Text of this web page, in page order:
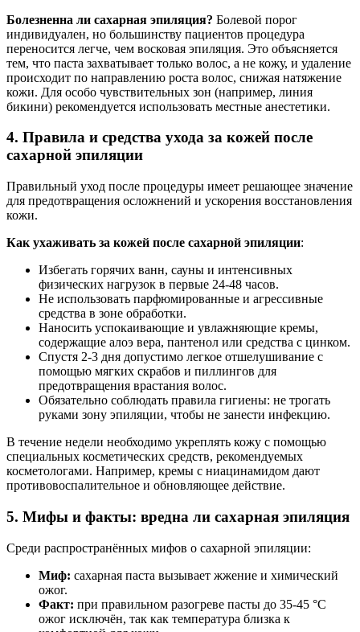
Болезненна ли сахарная эпиляция? Болевой порог
индивидуален, но большинству пациентов процедура
переносится легче, чем восковая эпиляция. Это объясняется
тем, что паста захватывает только волос, а не кожу, и удаление
происходит по направлению роста волос, снижая натяжение
кожи. Для особо чувствительных зон (например, линия
бикини) рекомендуется использовать местные анестетики.
4. Правила и средства ухода за кожей после
сахарной эпиляции
Правильный уход после процедуры имеет решающее значение
для предотвращения осложнений и ускорения восстановления
кожи.
Как ухаживать за кожей после сахарной эпиляции:
Избегать горячих ванн, сауны и интенсивных
физических нагрузок в первые 24-48 часов.
Не использовать парфюмированные и агрессивные
средства в зоне обработки.
Наносить успокаивающие и увлажняющие кремы,
содержащие алоэ вера, пантенол или средства с цинком.
Спустя 2-3 дня допустимо легкое отшелушивание с
помощью мягких скрабов и пиллингов для
предотвращения врастания волос.
Обязательно соблюдать правила гигиены: не трогать
руками зону эпиляции, чтобы не занести инфекцию.
В течение недели необходимо укреплять кожу с помощью
специальных косметических средств, рекомендуемых
косметологами. Например, кремы с ниацинамидом дают
противовоспалительное и обновляющее действие.
5. Мифы и факты: вредна ли сахарная эпиляция
Среди распространённых мифов о сахарной эпиляции:
Миф: сахарная паста вызывает жжение и химический
ожог.
Факт: при правильном разогреве пасты до 35-45 °C
ожог исключён, так как температура близка к